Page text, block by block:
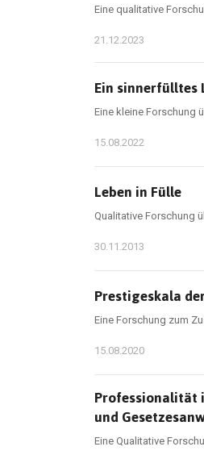
Eine qualitative
21.12.2023
Ein sinnerfülltes
Eine kleine Forschung
15.08.2022
Leben in Fülle
Qualitative Forschung
30.11.2013
Prestigeskala
Eine Forschung zum
15.08.2020
Professionalität
und
Eine Qualitative